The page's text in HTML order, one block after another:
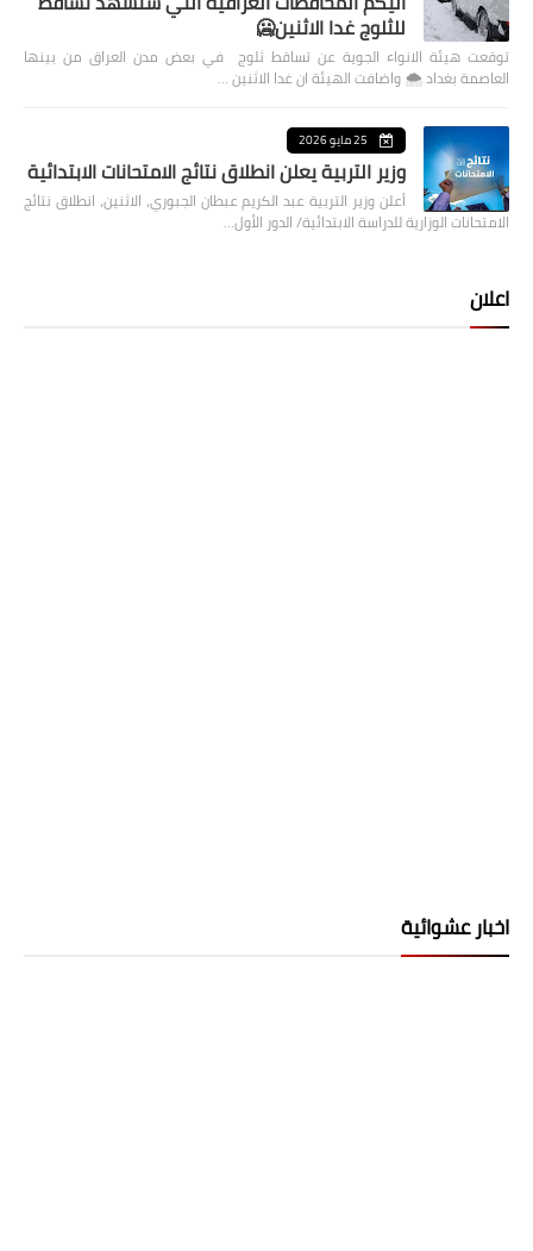
للثلوج غدا الاثنين🥶
توقعت هيئة الانواء الجوية عن تساقط ثلوج في بعض مدن العراق من بينها
العاصمة بغداد ⁦🌨️⁩ واضافت الهيئة ان غدا الاثنين …
25 مايو 2026
وزير التربية يعلن انطلاق نتائج الامتحانات الابتدائية
أعلن وزير التربية عبد الكريم عبطان الجبوري، الاثنين، انطلاق نتائج
الامتحانات الوزارية للدراسة الابتدائية/ الدور الأول…
اعلان
اخبار عشوائية